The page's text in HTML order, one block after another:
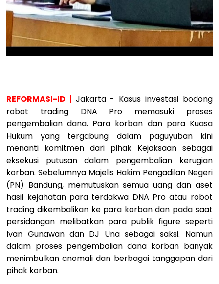
REFORMASI-ID | Jakarta - Kasus investasi bodong
robot trading DNA Pro memasuki proses
pengembalian dana. Para korban dan para Kuasa
Hukum yang tergabung dalam paguyuban kini
menanti komitmen dari pihak Kejaksaan sebagai
eksekusi putusan dalam pengembalian kerugian
korban. Sebelumnya Majelis Hakim Pengadilan Negeri
(PN) Bandung, memutuskan semua uang dan aset
hasil kejahatan para terdakwa DNA Pro atau robot
trading dikembalikan ke para korban dan pada saat
persidangan melibatkan para publik figure seperti
Ivan Gunawan dan DJ Una sebagai saksi. Namun
dalam proses pengembalian dana korban banyak
menimbulkan anomali dan berbagai tanggapan dari
pihak korban.